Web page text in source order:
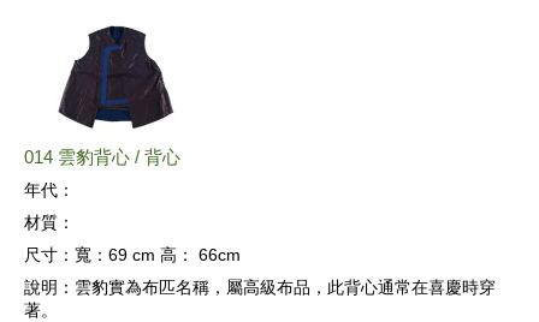
014 雲豹背心 / 背心
年代：
材質：
尺寸： 寬：69 cm 高： 66cm
說明： 雲豹實為布匹名稱，屬高級布品，此背心通常在喜慶時穿
著。